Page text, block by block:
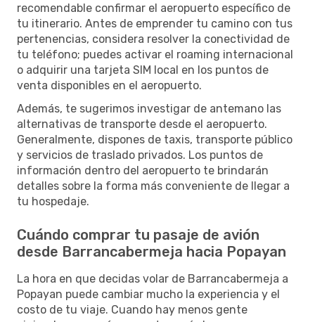
recomendable confirmar el aeropuerto específico de
tu itinerario. Antes de emprender tu camino con tus
pertenencias, considera resolver la conectividad de
tu teléfono; puedes activar el roaming internacional
o adquirir una tarjeta SIM local en los puntos de
venta disponibles en el aeropuerto.
Además, te sugerimos investigar de antemano las
alternativas de transporte desde el aeropuerto.
Generalmente, dispones de taxis, transporte público
y servicios de traslado privados. Los puntos de
información dentro del aeropuerto te brindarán
detalles sobre la forma más conveniente de llegar a
tu hospedaje.
Cuándo comprar tu pasaje de avión
desde Barrancabermeja hacia Popayan
La hora en que decidas volar de Barrancabermeja a
Popayan puede cambiar mucho la experiencia y el
costo de tu viaje. Cuando hay menos gente